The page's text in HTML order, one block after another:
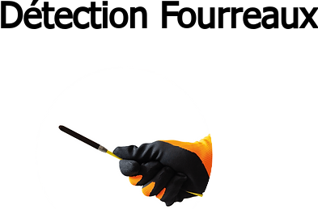
Détection Fourreaux